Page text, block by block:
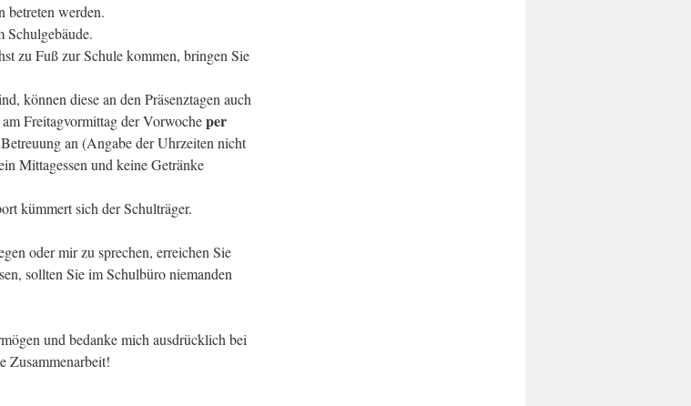
betreten werden.
Schulgebäude.
zu Fuß zur Schule kommen, bringen Sie
können diese an den Präsenztagen auch
Freitagvormittag der Vorwocheper
an (Angabe der Uhrzeiten nicht
Mittagessen und keine Getränke
kümmert sich der Schulträger.
oder mir zu sprechen, erreichen Sie
sollten Sie im Schulbüro niemanden
und bedanke mich ausdrücklich bei
Zusammenarbeit!